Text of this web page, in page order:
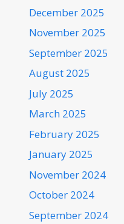
December 2025
November 2025
September 2025
August 2025
July 2025
March 2025
February 2025
January 2025
November 2024
October 2024
September 2024